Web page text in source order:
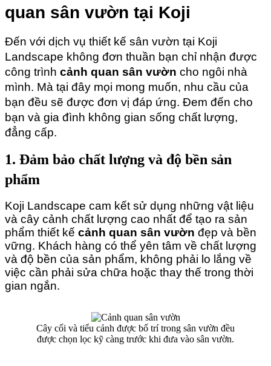
quan sân vườn tại Koji
Đến với dịch vụ thiết kế sân vườn tại Koji
Landscape không đơn thuần bạn chỉ nhận được
công trình cảnh quan sân vườn cho ngôi nhà
mình. Mà tại đây mọi mong muốn, nhu cầu của
bạn đều sẽ được đơn vị đáp ứng. Đem đến cho
bạn và gia đình không gian sống chất lượng,
đẳng cấp.
1. Đảm bảo chất lượng và độ bền sản
phẩm
Koji Landscape cam kết sử dụng những vật liệu
và cây cảnh chất lượng cao nhất để tạo ra sản
phẩm thiết kế cảnh quan sân vườn đẹp và bền
vững. Khách hàng có thể yên tâm về chất lượng
và độ bền của sản phẩm, không phải lo lắng về
việc cần phải sửa chữa hoặc thay thế trong thời
gian ngắn.
Cây cối và tiểu cảnh được bố trí trong sân vườn đều
được chọn lọc kỹ càng trước khi đưa vào sân vườn.